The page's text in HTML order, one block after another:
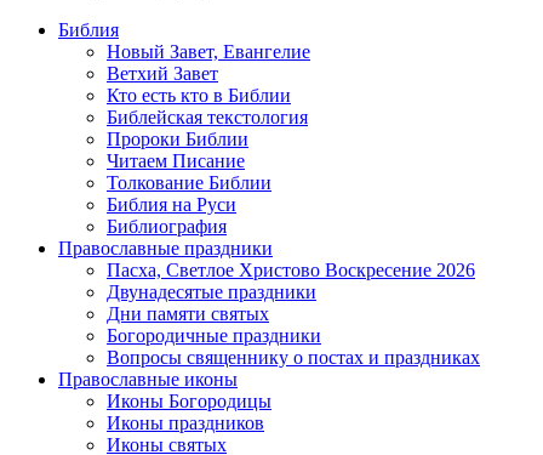
Библия
Новый Завет, Евангелие
Ветхий Завет
Кто есть кто в Библии
Библейская текстология
Пророки Библии
Читаем Писание
Толкование Библии
Библия на Руси
Библиография
Православные праздники
Пасха, Светлое Христово Воскресение 2026
Двунадесятые праздники
Дни памяти святых
Богородичные праздники
Вопросы священнику о постах и праздниках
Православные иконы
Иконы Богородицы
Иконы праздников
Иконы святых